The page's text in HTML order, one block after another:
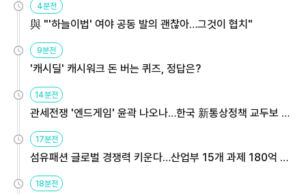
4분전
與 "'하늘이법' 여야 공동 발의 괜찮아…그것이 협치"
9분전
'캐시딜' 캐시워크 돈 버는 퀴즈, 정답은?
14분전
관세전쟁 '엔드게임' 윤곽 나오나…한국 新통상정책 교두보 활
용해야
17분전
섬유패션 글로벌 경쟁력 키운다…산업부 15개 과제 180억 지
원
18분전